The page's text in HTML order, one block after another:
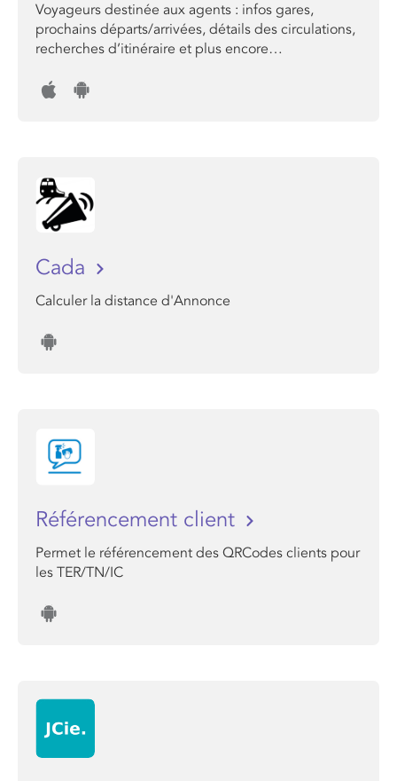
Voyageurs destinée aux agents : infos gares,
prochains départs/arrivées, détails des circulations,
recherches d’itinéraire et plus encore…
Cada
Calculer la distance d'Annonce
Référencement client
Permet le référencement des QRCodes clients pour
les TER/TN/IC